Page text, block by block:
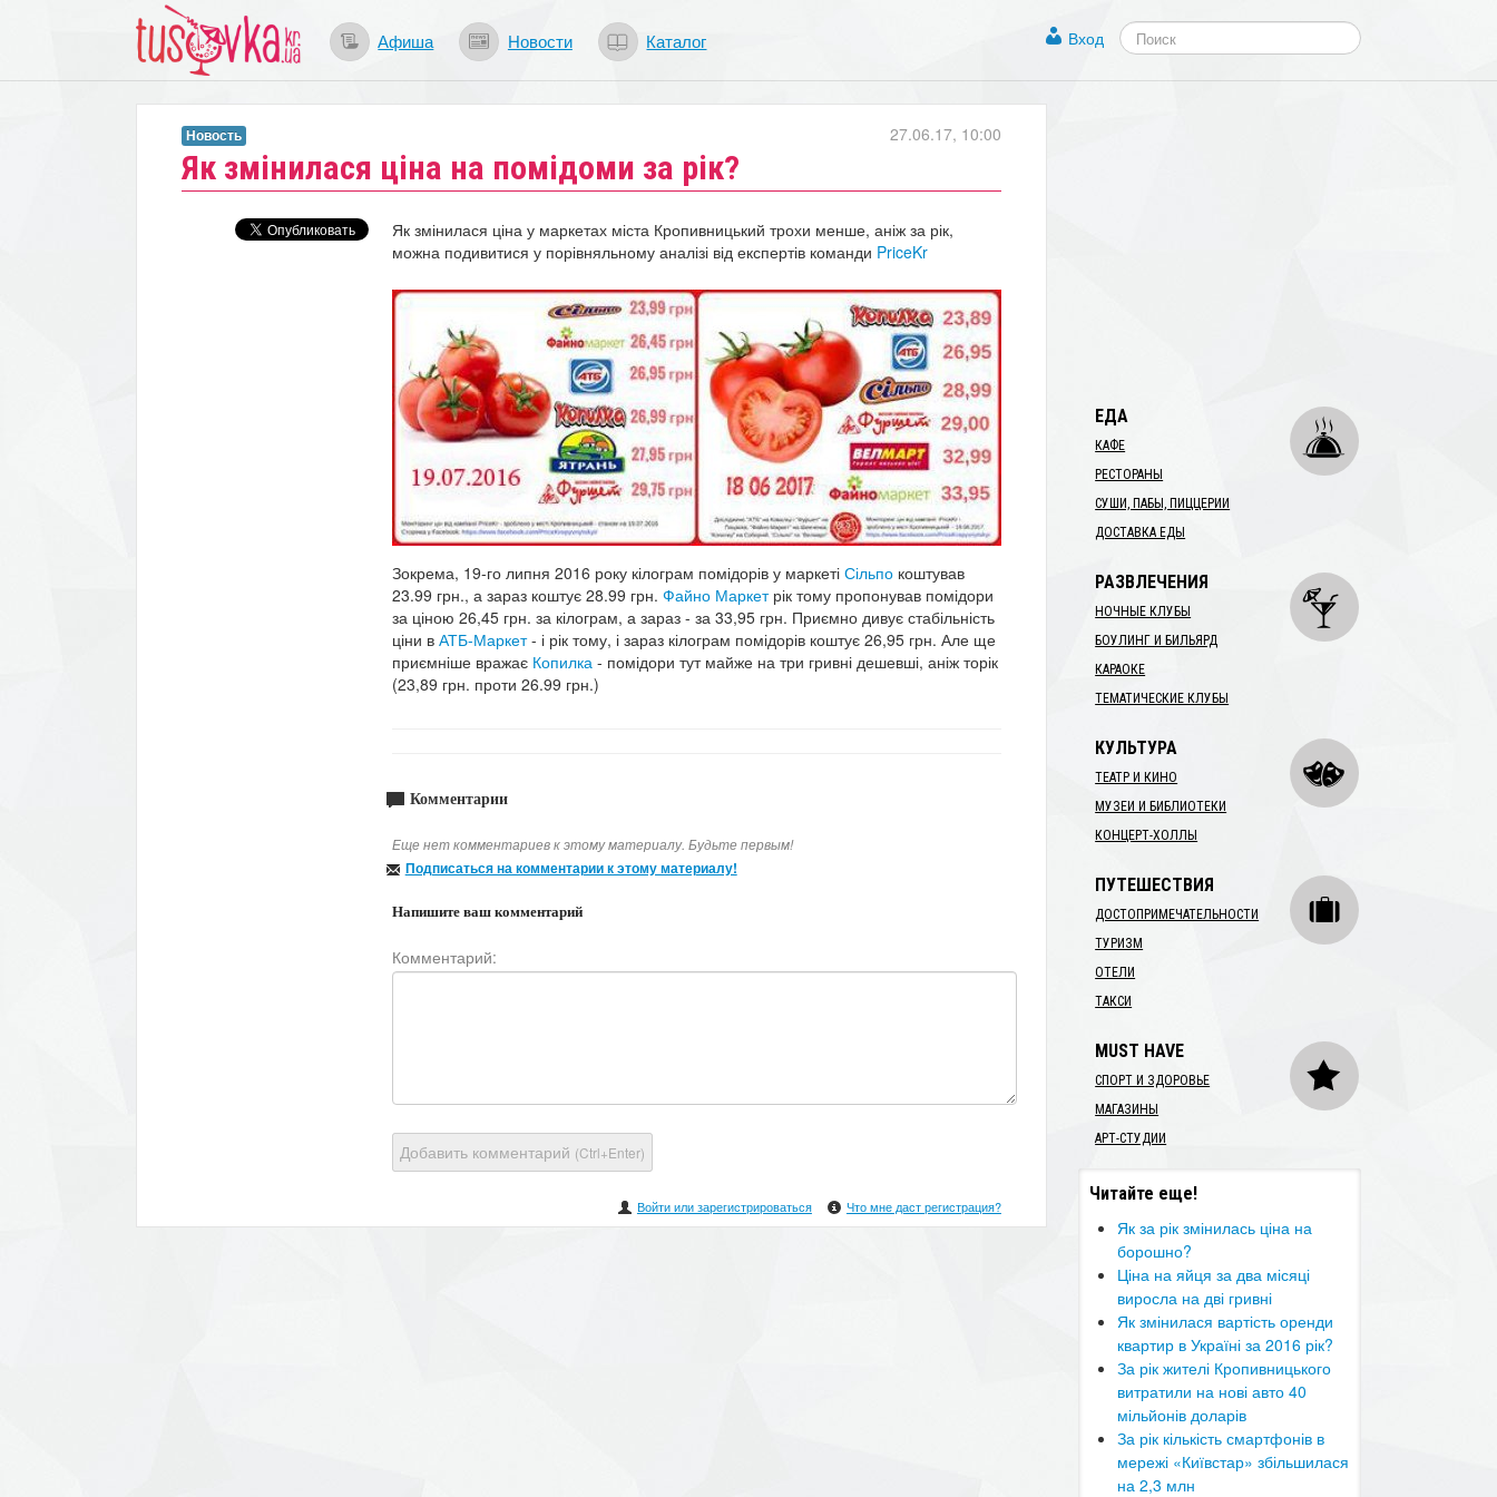
Афиша Новости Каталог Вход
Як змінилася ціна на помідоми за рік?
27.06.17, 10:00
Новость
Як змінилася ціна у маркетах міста Кропивницький трохи менше, аніж за рік,
можна подивитися у порівняльному аналізі від експертів команди PriceKr
Зокрема, 19-го липня 2016 року кілограм помідорів у маркеті Сільпокоштував
23.99 грн., а зараз коштує 28.99 грн. Файно Маркетрік тому пропонував помідори
за ціною 26,45 грн. за кілограм, а зараз - за 33,95 грн. Приємно дивує стабільність
ціни в АТБ-Маркет- і рік тому, і зараз кілограм помідорів коштує 26,95 грн. Але ще
приємніше вражає Копилка - помідори тут майже на три гривні дешевші, аніж торік
(23,89 грн. проти 26.99 грн.)
Комментарии
Еще нет комментариев к этому материалу. Будьте первым!
Подписаться на комментарии к этому материалу!
Напишите ваш комментарий
Комментарий:
Добавить комментарий (Ctrl+Enter)
Войти или зарегистрироваться Что мне даст регистрация?
ЕДА
КАФЕ
РЕСТОРАНЫ
СУШИ, ПАБЫ, ПИЦЦЕРИИ
ДОСТАВКА ЕДЫ
РАЗВЛЕЧЕНИЯ
НОЧНЫЕ КЛУБЫ
БОУЛИНГ И БИЛЬЯРД
КАРАОКЕ
ТЕМАТИЧЕСКИЕ КЛУБЫ
КУЛЬТУРА
ТЕАТР И КИНО
МУЗЕИ И БИБЛИОТЕКИ
КОНЦЕРТ-ХОЛЛЫ
ПУТЕШЕСТВИЯ
ДОСТОПРИМЕЧАТЕЛЬНОСТИ
ТУРИЗМ
ОТЕЛИ
ТАКСИ
MUST HAVE
СПОРТ И ЗДОРОВЬЕ
МАГАЗИНЫ
АРТ-СТУДИИ
Читайте еще!
Як за рік змінилась ціна на
борошно?
Ціна на яйця за два місяці
виросла на дві гривні
Як змінилася вартість оренди
квартир в Україні за 2016 рік?
​За рік жителі Кропивницького
витратили на нові авто 40
мільйонів доларів
За рік кількість смартфонів в
мережі «Київстар» збільшилася
на 2,3 млн